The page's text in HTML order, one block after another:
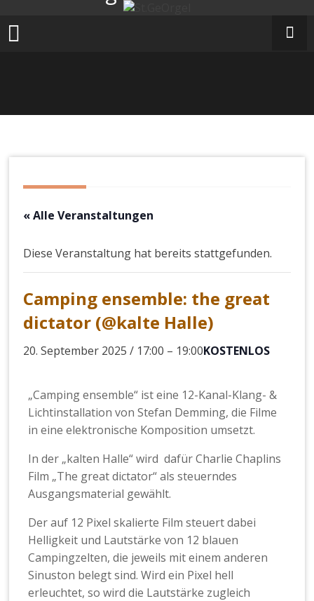
Inhalt
springen
« Alle Veranstaltungen
Diese Veranstaltung hat bereits stattgefunden.
Camping ensemble: the great
dictator (@kalte Halle)
20. September 2025 / 17:00 – 19:00KOSTENLOS
„Camping ensemble“ ist eine 12-Kanal-Klang- &
Lichtinstallation von Stefan Demming, die Filme
in eine elektronische Komposition umsetzt.
In der „kalten Halle“ wird dafür Charlie Chaplins
Film „The great dictator“ als steuerndes
Ausgangsmaterial gewählt.
Der auf 12 Pixel skalierte Film steuert dabei
Helligkeit und Lautstärke von 12 blauen
Campingzelten, die jeweils mit einem anderen
Sinuston belegt sind. Wird ein Pixel hell
erleuchtet, so wird die Lautstärke zugleich